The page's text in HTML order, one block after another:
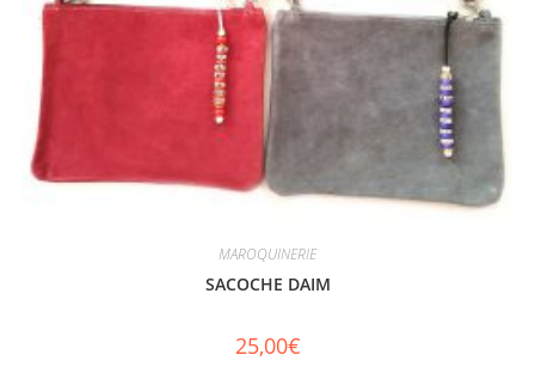
MAROQUINERIE
SACOCHE DAIM
25,00€